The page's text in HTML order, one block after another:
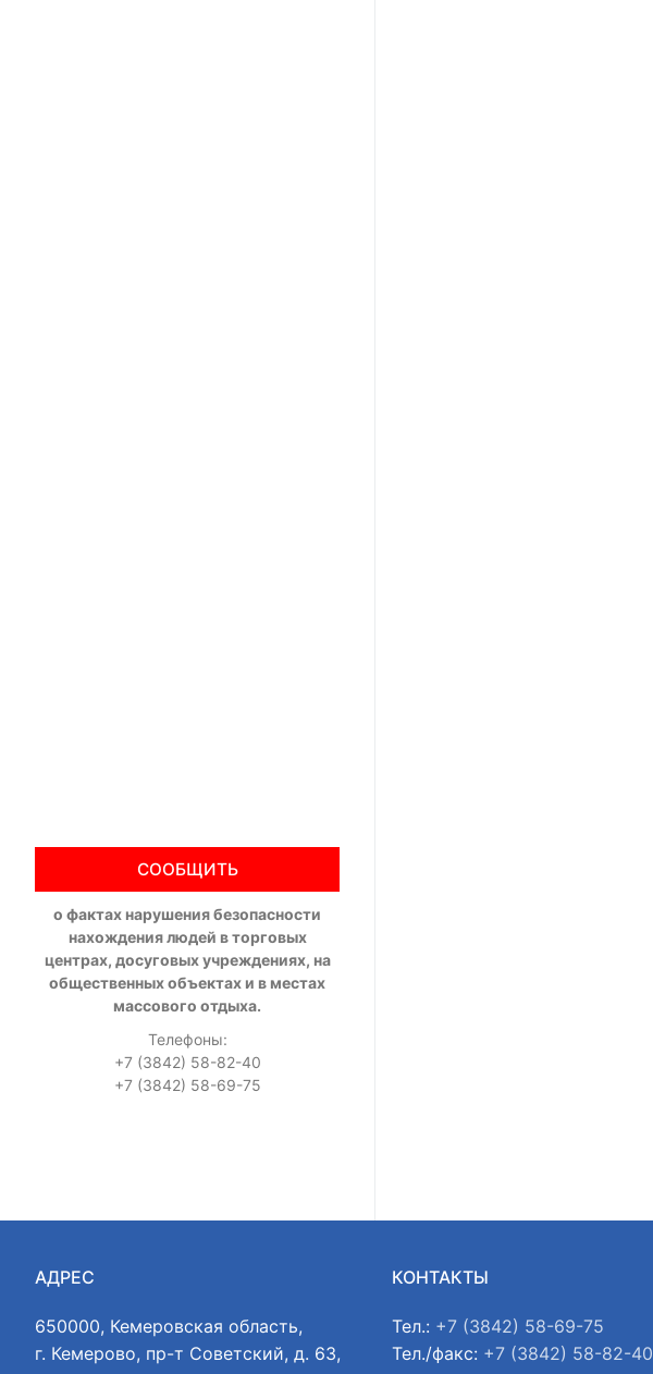
СООБЩИТЬ
о фактах нарушения безопасности
нахождения людей в торговых
центрах, досуговых учреждениях, на
общественных объектах и в местах
массового отдыха.
Телефоны:
+7 (3842) 58-82-40
+7 (3842) 58-69-75
АДРЕС
650000, Кемеровская область,
г. Кемерово, пр-т Советский, д. 63,
КОНТАКТЫ
Тел.: +7 (3842) 58-69-75
Тел./факс: +7 (3842) 58-82-40